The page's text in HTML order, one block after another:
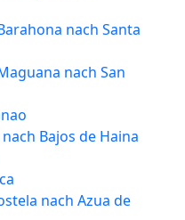
nach Santa
nach San
Bajos de Haina
nach Azua de